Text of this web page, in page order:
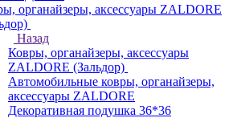
органайзеры, аксессуары ZALDORE
Назад
Ковры, органайзеры, аксессуары
ZALDORE (Зальдор)
Автомобильные ковры, органайзеры,
аксессуары ZALDORE
Декоративная подушка 36*36